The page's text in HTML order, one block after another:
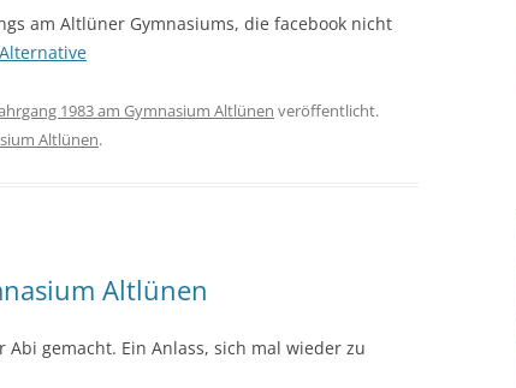
am Altlüner Gymnasiums, die facebook nicht
1983 am Gymnasium Altlünen veröffentlicht.
Altlünen.
Altlünen
Abi gemacht. Ein Anlass, sich mal wieder zu